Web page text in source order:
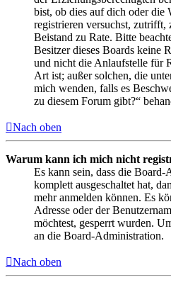
bist, ob dies auf dich oder die
registrieren versuchst, zutrifft,
Beistand zu Rate. Bitte
Besitzer dieses Boards keine
und nicht die Anlaufstelle für
Art ist; außer solchen, die
mich wenden, falls es
zu diesem Forum gibt?“
Nach oben
Warum kann ich mich nicht
Es kann sein, dass die
komplett ausgeschaltet hat,
mehr anmelden können. Es
Adresse oder der
möchtest, gesperrt wurden.
an die Board-Administration.
Nach oben